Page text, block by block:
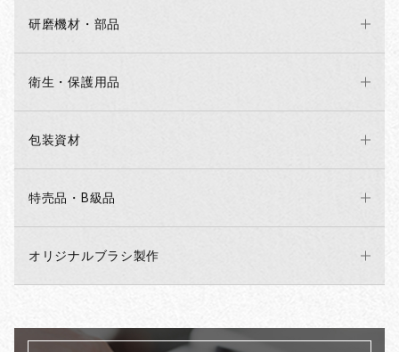
研磨機材・部品
衛生・保護用品
包装資材
特売品・B級品
オリジナルブラシ製作